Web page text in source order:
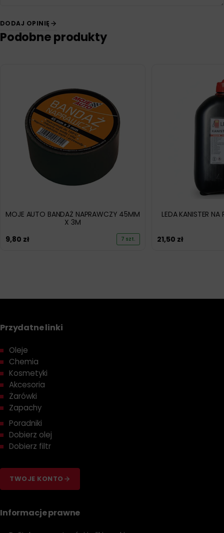
DODAJ OPINIĘ
Podobne produkty
MOJE AUTO BANDAŻ NAPRAWCZY 45MM
X 3M
9,80 zł 7 szt.
LEDA KANISTER
21,50 zł
Przydatne linki
Oleje
Chemia
Kosmetyki
Akcesoria
Żarówki
Zapachy
Poradniki
Dobierz olej
Dobierz filtr
TWOJE KONTO
Informacje prawne